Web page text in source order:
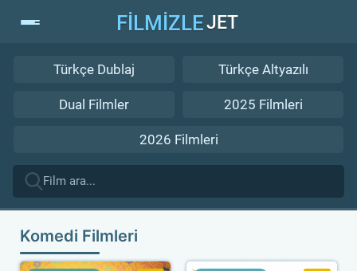
FİLMİZLEJET
Türkçe Dublaj Türkçe Altyazılı
Dual Filmler 2025 Filmleri
2026 Filmleri
Komedi Filmleri